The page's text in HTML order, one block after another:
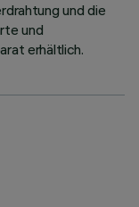
und die
und
erhältlich.